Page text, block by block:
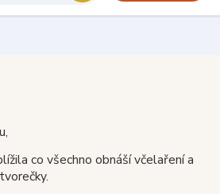
co všechno obnáší včelaření a